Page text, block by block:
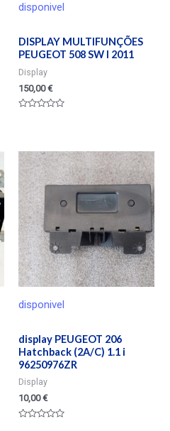
disponivel
DISPLAY MULTIFUNÇÕES
PEUGEOT 508 SW I 2011
Display
150,00€
5
disponivel
display PEUGEOT 206
Hatchback (2A/C) 1.1 i
96250976ZR
Display
10,00€